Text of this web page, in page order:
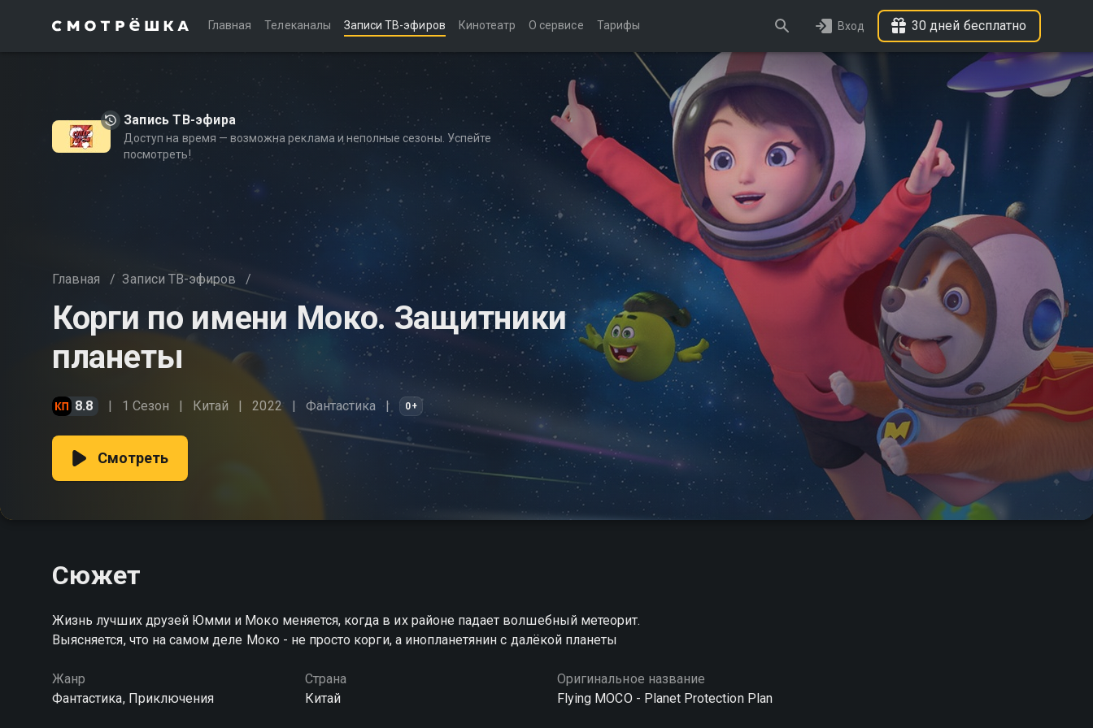
Главная Телеканалы Записи ТВ-эфиров Кинотеатр О сервисе Тарифы Вход 30 дней бесплатно
Запись ТВ-эфира
Доступ на время — возможна реклама и неполные сезоны. Успейте
посмотреть!
Главная / Записи ТВ-эфиров /
Корги по имени Моко. Защитники
планеты
8.8 1 Сезон Китай 2022 Фантастика 0+
Смотреть
Сюжет
Жизнь лучших друзей Юмми и Моко меняется, когда в их районе падает волшебный метеорит.
Выясняется, что на самом деле Моко - не просто корги, а инопланетянин с далёкой планеты
Жанр
Фантастика, Приключения
Страна
Китай
Оригинальное название
Flying MOCO - Planet Protection Plan